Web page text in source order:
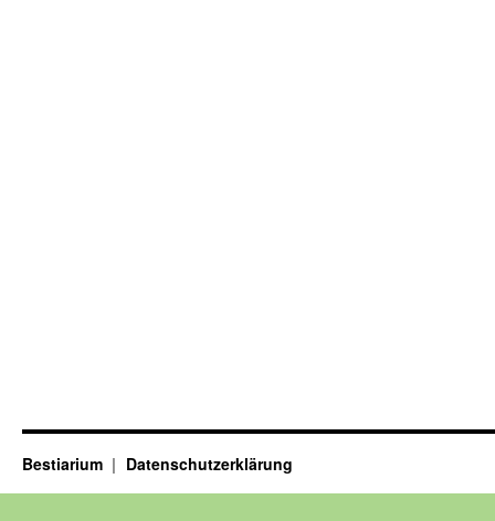
Bestiarium Datenschutzerklärung